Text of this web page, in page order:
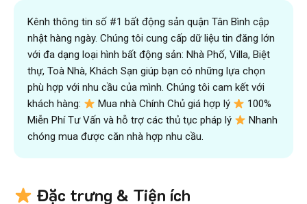
Kênh thông tin số #1 bất động sản quận Tân Bình cập
nhật hàng ngày. Chúng tôi cung cấp dữ liệu tin đăng lớn
với đa dạng loại hình bất động sản: Nhà Phố, Villa, Biệt
thự, Toà Nhà, Khách Sạn giúp bạn có những lựa chọn
phù hợp với nhu cầu của mình. Chúng tôi cam kết với
khách hàng:
Mua nhà Chính Chủ giá hợp lý
100%
Miễn Phí Tư Vấn và hỗ trợ các thủ tục pháp lý
Nhanh
chóng mua được căn nhà hợp nhu cầu.
Đặc trưng & Tiện ích